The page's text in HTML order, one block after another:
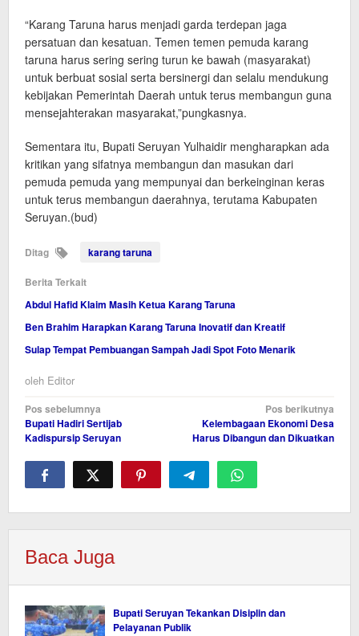
“Karang Taruna harus menjadi garda terdepan jaga
persatuan dan kesatuan. Temen temen pemuda karang
taruna harus sering sering turun ke bawah (masyarakat)
untuk berbuat sosial serta bersinergi dan selalu mendukung
kebijakan Pemerintah Daerah untuk terus membangun guna
mensejahterakan masyarakat,”pungkasnya.
Sementara itu, Bupati Seruyan Yulhaidir mengharapkan ada
kritikan yang sifatnya membangun dan masukan dari
pemuda pemuda yang mempunyai dan berkeinginan keras
untuk terus membangun daerahnya, terutama Kabupaten
Seruyan.(bud)
Ditag karang taruna
Berita Terkait
Abdul Hafid Klaim Masih Ketua Karang Taruna
Ben Brahim Harapkan Karang Taruna Inovatif dan Kreatif
Sulap Tempat Pembuangan Sampah Jadi Spot Foto Menarik
oleh Editor
Navigasi
pos
Pos sebelumnya
Bupati Hadiri Sertijab
Kadispursip Seruyan
Pos berikutnya
Kelembagaan Ekonomi Desa
Harus Dibangun dan Dikuatkan
Baca Juga
Bupati Seruyan Tekankan Disiplin dan
Pelayanan Publik